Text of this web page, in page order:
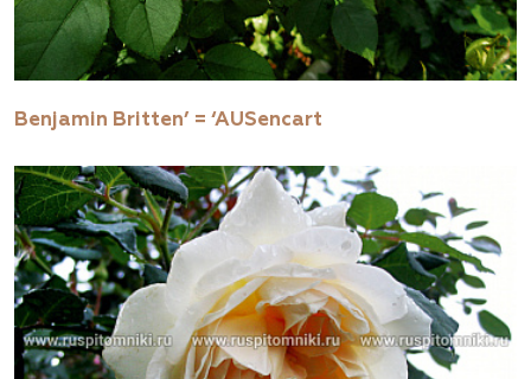
Benjamin Britten’ = ‘AUSencart